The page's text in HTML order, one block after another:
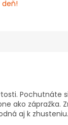
Pochutnáte
ako zápražka.
aj k zhusteniu.